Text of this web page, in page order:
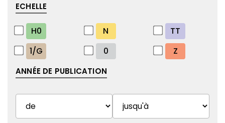
ECHELLE
H0 N
TT
1/G
0 Z
ANNÉE DE PUBLICATION